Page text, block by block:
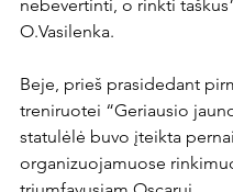
nebevertinti, o rinkti
O.Vasilenka.
Beje, prieš prasidedant
treniruotei “Geriausio
statulėlė buvo įteikta
organizuojamuose